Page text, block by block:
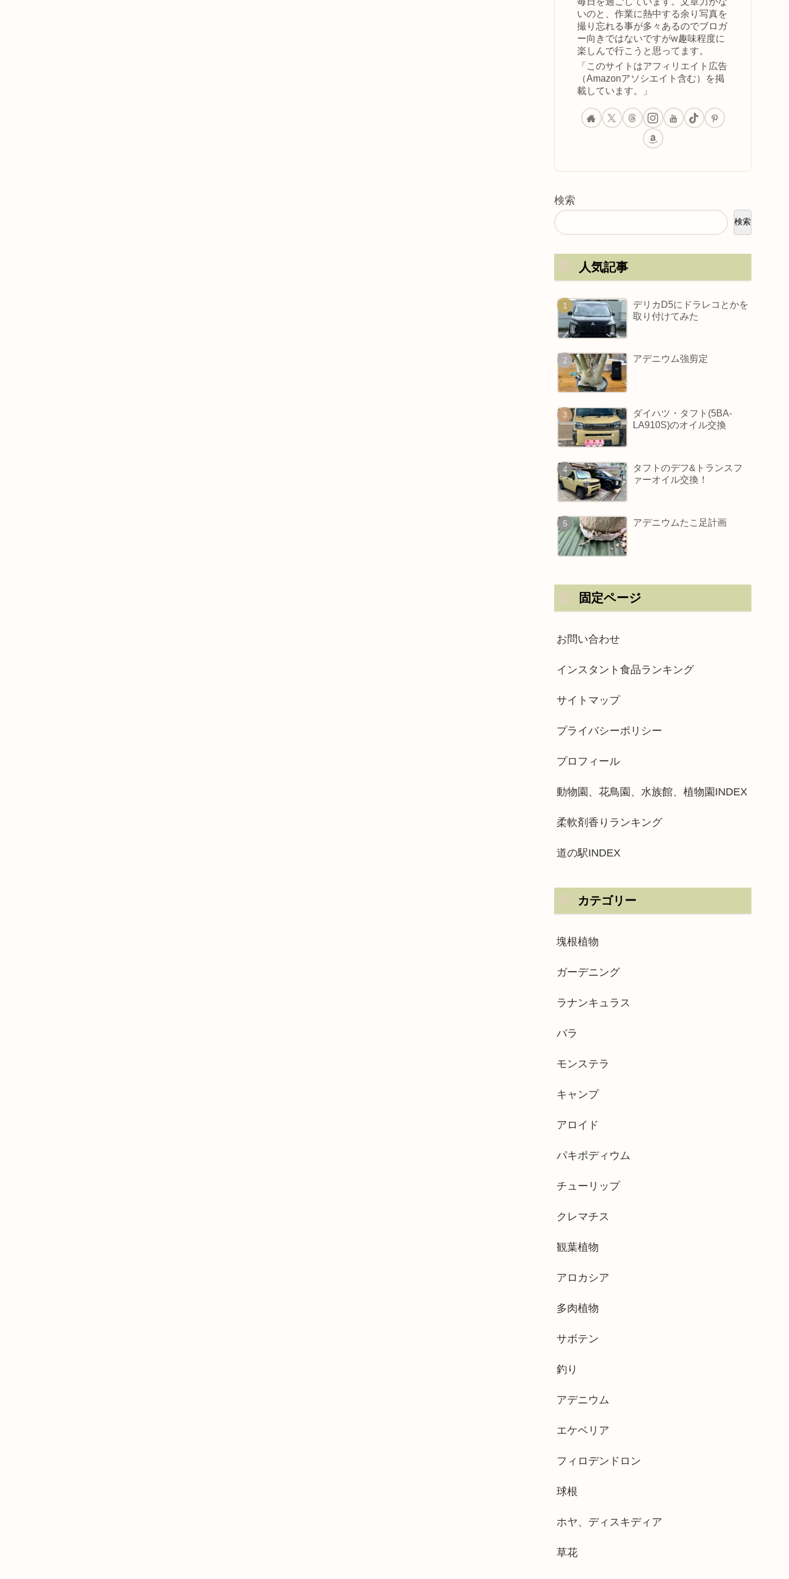
いのと、作業に熱中する余り写真を
撮り忘れる事が多々あるのでブロガ
ー向きではないですがw趣味程度に
楽しんで行こうと思ってます。
「このサイトはアフィリエイト広告
（Amazonアソシエイト含む）を掲
載しています。」
検索
検索
人気記事
デリカD5にドラレコとかを
取り付けてみた
アデニウム強剪定
ダイハツ・タフト(5BA-
LA910S)のオイル交換
タフトのデフ&トランスフ
ァーオイル交換！
アデニウムたこ足計画
固定ページ
お問い合わせ
インスタント食品ランキング
サイトマップ
プライバシーポリシー
プロフィール
動物園、花鳥園、水族館、植物園INDEX
柔軟剤香りランキング
道の駅INDEX
カテゴリー
塊根植物
ガーデニング
ラナンキュラス
バラ
モンステラ
キャンプ
アロイド
パキポディウム
チューリップ
クレマチス
観葉植物
アロカシア
多肉植物
サボテン
釣り
アデニウム
エケベリア
フィロデンドロン
球根
ホヤ、ディスキディア
草花